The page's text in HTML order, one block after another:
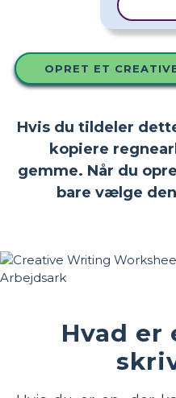
OPRET ET
Hvis du tildeler
kopiere
gemme. Når du
bare vælge
Hvad